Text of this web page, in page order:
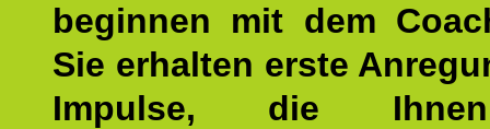
beginnen mit dem
Sie erhalten erste
Impulse, die